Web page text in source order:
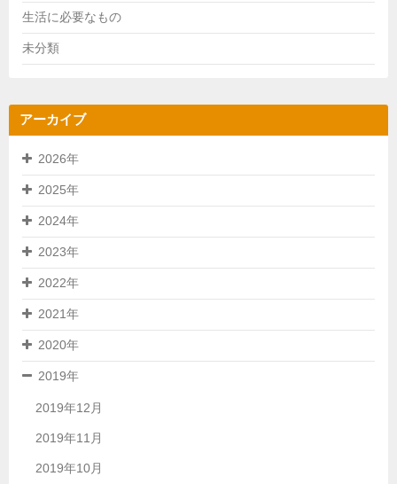
生活に必要なもの
未分類
アーカイブ
2026年
2025年
2024年
2023年
2022年
2021年
2020年
2019年
2019年12月
2019年11月
2019年10月